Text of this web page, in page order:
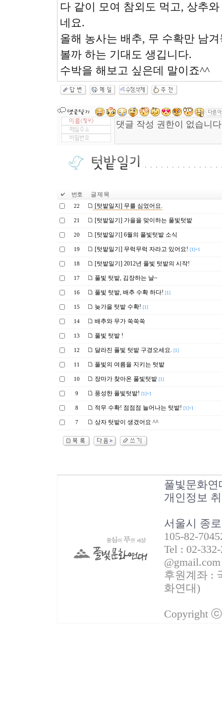
다 같이 모여 참외도 먹고, 상추
네요.
올해 농사는 배추, 무 수확만 남
볼까 하는 기대도 생깁니다.
수박을 해보고 싶은데 말이죠^^
번호 글 제 목
22 [텃밭일지] 무를 심었어요.
21 [텃밭일기] 가을을 맞이하는 풀빛텃밭
20 [텃밭일기] 6월의 풀빛텃밭 소식
19 [텃밭일기] 무럭무럭 자라고 있어요! [1]+1
18 [텃밭일기] 2012년 풀빛 텃밭의 시작!
17 풀빛 텃밭, 김장하는 날~
16 풀빛 텃밭, 배추 수확 하다! [1]
15 늦가을 텃밭 수확! [1]
14 배추와 무가 쑥쑥쑥
13 풀빛 텃밭 !
12 달라진 풀빛 텃밭 구경오세요. [1]
11 풀빛의 여름을 지키는 텃밭
10 장마가 찾아온 풀빛텃밭 [1]
9 풍성한 풀빛텃밭! [1]+1
8 적무 수확! 점점점 늘어나는 텃밭! [1]+1
7 상자 텃밭이 생겼어요 ^^
풀빛문화연
개인정보
서울시 종
105-82-
Tel : 02-
@gmail.com
후원계좌 :
화연대)
Copyright